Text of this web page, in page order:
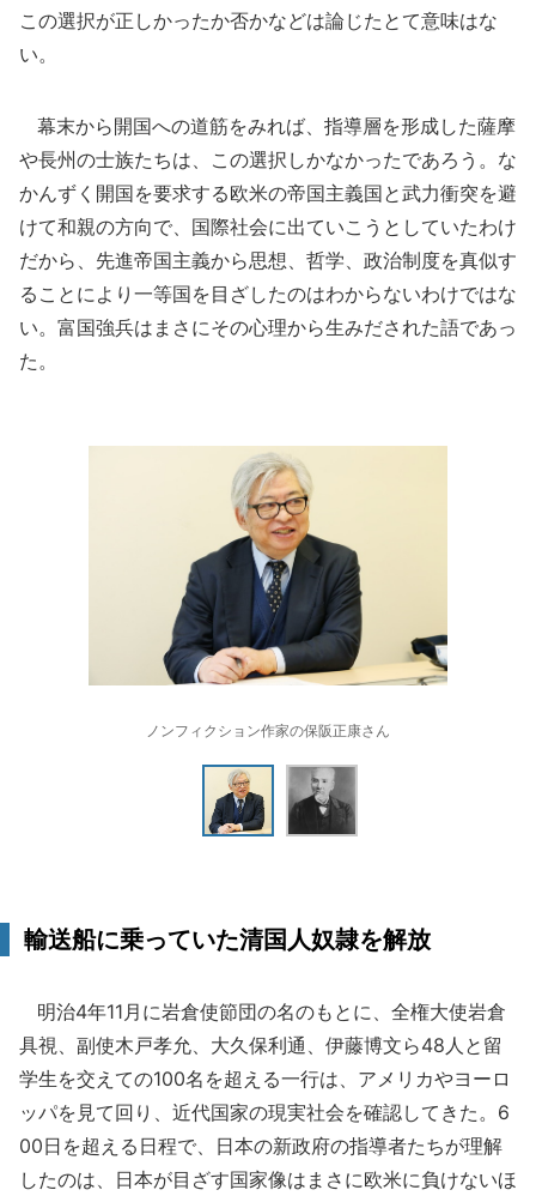
この選択が正しかったか否かなどは論じたとて意味はな
い。
幕末から開国への道筋をみれば、指導層を形成した薩摩
や長州の士族たちは、この選択しかなかったであろう。な
かんずく開国を要求する欧米の帝国主義国と武力衝突を避
けて和親の方向で、国際社会に出ていこうとしていたわけ
だから、先進帝国主義から思想、哲学、政治制度を真似す
ることにより一等国を目ざしたのはわからないわけではな
い。富国強兵はまさにその心理から生みだされた語であっ
た。
ノンフィクション作家の保阪正康さん
輸送船に乗っていた清国人奴隷を解放
明治4年11月に岩倉使節団の名のもとに、全権大使岩倉
具視、副使木戸孝允、大久保利通、伊藤博文ら48人と留
学生を交えての100名を超える一行は、アメリカやヨーロ
ッパを見て回り、近代国家の現実社会を確認してきた。6
00日を超える日程で、日本の新政府の指導者たちが理解
したのは、日本が目ざす国家像はまさに欧米に負けないほ